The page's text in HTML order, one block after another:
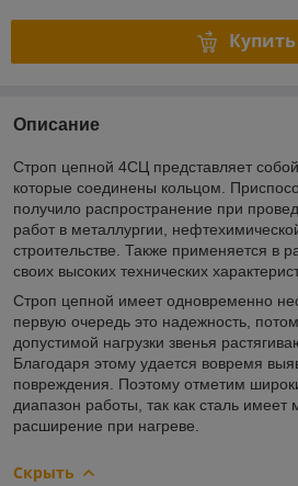
Купить
Описание
Строп цепной 4СЦ представляет
которые соединены кольцом.
получило распространение при
работ в металлургии,
строительстве. Также применяется в
своих высоких технических
Строп цепной имеет одновременно
первую очередь это надежность,
допустимой нагрузки звенья
Благодаря этому удается вовремя
повреждения. Поэтому отметим
диапазон работы, так как сталь
расширение при нагреве.
Скрыть